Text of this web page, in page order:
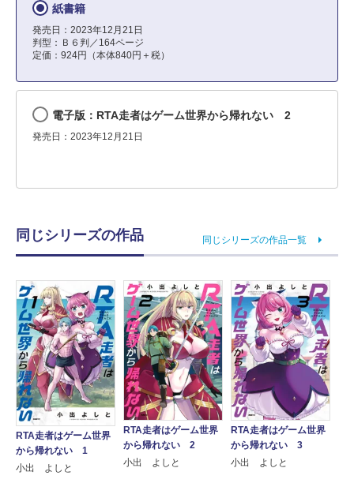
紙書籍
発売日：2023年12月21日
判型：Ｂ６判／164ページ
定価：924円（本体840円＋税）
電子版：RTA走者はゲーム世界から帰れない 2
発売日：2023年12月21日
同じシリーズの作品 同じシリーズの作品一覧
RTA走者はゲーム世界
から帰れない 1
小出 よしと
RTA走者はゲーム世界
から帰れない 2
小出 よしと
RTA走者はゲーム世界
から帰れない 3
小出 よしと